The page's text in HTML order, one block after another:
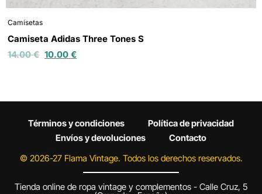
Camisetas
Camiseta Adidas Three Tones S
14.00€ 10.00€
Términos y condiciones
Política de privacidad
Envíos y devoluciones
Contacto
© 2026-27 Flama Vintage. Todos los derechos reservados.
Tienda online de ropa vintage y complementos - Calle Cruz, 5